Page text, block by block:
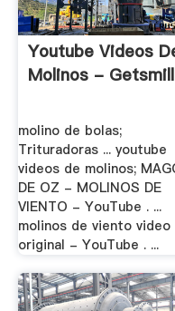
Youtube Videos
Molinos - Getsmill
molino de bolas;
Trituradoras ... youtube
videos de molinos;
DE OZ - MOLINOS DE
VIENTO - YouTube . ...
molinos de viento video
original - YouTube . ...